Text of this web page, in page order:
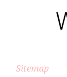
Sitemap